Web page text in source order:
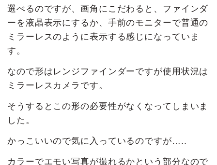
選べるのですが、画角にこだわると、ファインダ
ーを液晶表示にするか、手前のモニターで普通の
ミラーレスのように表示する感じになっていま
す。
なので形はレンジファインダーですが使用状況は
ミラーレスカメラです。
そうするとこの形の必要性がなくなってしまいま
した。
かっこいいので気に入っているのですが…..
カラーでエモい写真が撮れるかという部分なので